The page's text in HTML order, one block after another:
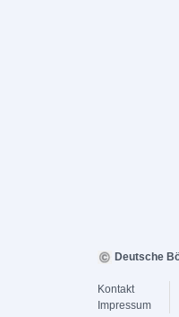
Deutsche
Kontakt
Impressum